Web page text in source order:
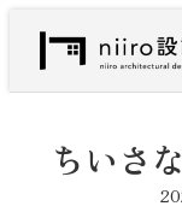
ス
ちいさ